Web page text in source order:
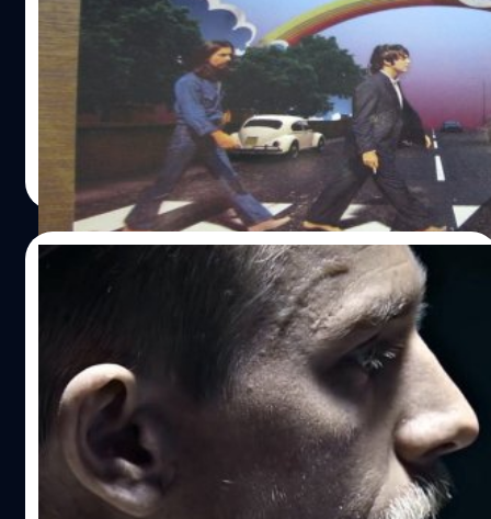
Robert Downey Jr. Iron Man Avengerss
เมืองนิวยอร์ก สหรัฐอเมริกาฯ เกิดในครอบครัวผู้ผลิต
ภาพยนตร์โดยคุณพ่อ Robert Downey นั้นเป็นผู้กำกับ และ
คุณแม่ Elsie Ann Ford ที่เป็นนักแสดง…
เมื่อพูดถึงบุคคลสำคัญในประวัติศาสตร์ที่เราได้เรียนรู้ใน
ห้องเรียนนั้นส่วนมากจะเป็นบุคคลที่สร้างประโยชน์ให้โลกหรือ
ประเทศจนต้องมีการหยิบยกเรื่องราวของบุคคลเหล่านั้นมาให้
เด็กรุ่นหลังได้รู้จักจนมาถึงยุคปัจจุบันเมื่อโลกเริ่มพัฒนาขึ้น
การศึกษาหาความรู้ต่าง ๆ จึงมีหลายช่องทางต่างกับสมัยก่อน
ที่มีแค่ในหนังสือเรียน เราจึงได้รู้ว่ายังมีบุคคลสำคัญอีกหลาย
คนที่เราอาจจะไม่รู้ว่าเขาหรือเธอเหล่านั้นมีความสำคัญกับเรา
ขนาดไหนวันนี้เราเลยรวบรวม 10 บุคคลสำคัญใน
ประวัติศาสตร์ที่หลายคนอาจจะไม่รู้จักมานำเสนอซึ่งหลายคน
นั้นอาจจะไม่ใช่บุคคลสำคัญระดับโลกแต่ก็เป็นคนที่เราหลาย
คนรู้จักแต่ไม่รู้ว่าเขามีความเป็นอย่างไรเราจึงขอหยิบยกพวก
ท่านเหล่านั้นมานำเสนอกันจะมีใครบ้างนั้นมาดูกันเลย The
Beatles ในเกม Rock Band เริ่มต้นเรื่องแรกด้วยบุคคลใน
ตำนานทั้ง 4 คนที่เราเรียกพวกเขารวม ๆ ว่าสี่เต่าทองหรือ The
Beatles เป็นวงดนตรีร็อกที่เกิดขึ้นในเมือง Liverpool ปี 1960
ที่ประกอบไปด้วยสมาชิก 4 คนอย่าง John Lennon ที่เป็นร้อง
นำมือกีตาร์ Paul McCartney ร้องนำกับมือเบส George
Harrison มือกีตาร์และ Ringo Starr รับหน้าที่มือกลองซึ่งเด็ก
ยุคใหม่อาจจะรู้จักชื่อของ The Beatles แต่คงไม่รู้ว่าพวกเขา
| 2363 days ago
Read More
King Arthur: Legend of the Sword โหย..พี่
สรุปก่อนเลย เผื่อใครขี้เกียจอ่านยาว หนังเท่ เท่แบบนึกว่าดู
โฆษณาเสื้อผ้าผู้ชายแบรนด์ดัง ๆ ตัวละครมีเสน่ห์มาก ขนาด
มาเยอะยังจำได้แทบทุกตัว ภาพก็เท่ถ่ายแบบวางเฟรมได้
ประณีตมาก ชุดฉาก การแสดง ซีจี มันเท่ไปหมด เหมือนผู้
กำกับเอาความเท่ทำอาหารให้ทีมงานนักแสดงกินแทนขนมปัง
ธนพล น้อยชูชื่น| 3376 days ago